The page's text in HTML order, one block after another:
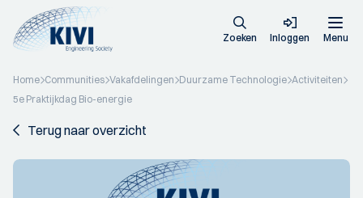
Zoeken Inloggen Menu
Home Communities Vakafdelingen Duurzame Technologie Activiteiten
5e Praktijkdag Bio-energie
Terug naar overzicht